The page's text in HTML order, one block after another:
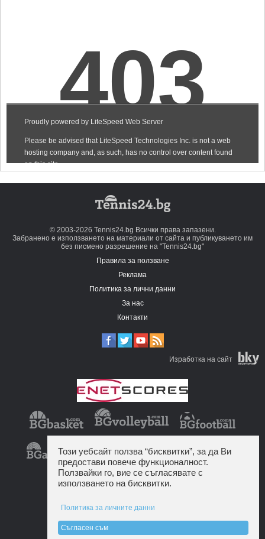
© 2003-2026 Tennis24.bg Всички права запазени.
Забранено е използването на материали от сайта и публикуването им
без писмено разрешение на "Tennis24.bg"
Правила за ползване
Реклама
Политика за лични данни
За нас
Контакти
Изработка на сайт
Този уебсайт ползва “бисквитки”, за да Ви
предостави повече функционалност.
Ползвайки го, вие се съгласявате с
използването на бисквитки.
Политика за личните данни
Съгласен съм